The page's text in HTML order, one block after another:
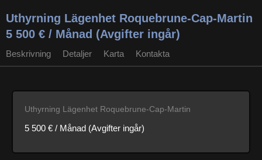
Uthyrning Lägenhet Roquebrune-Cap-Martin
5 500 € / Månad (Avgifter ingår)
Beskrivning Detaljer Karta Kontakta
Uthyrning Lägenhet Roquebrune-Cap-Martin
5 500 € / Månad (Avgifter ingår)